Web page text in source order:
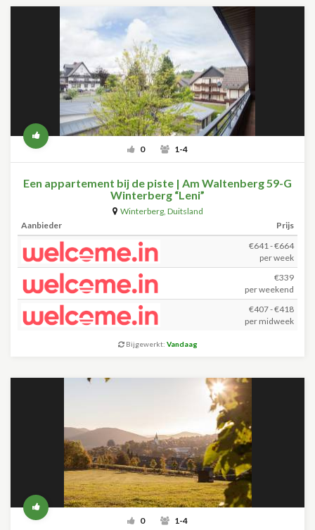
0 1-4
Een appartement bij de piste | Am Waltenberg 59-G
Winterberg “Leni”
Winterberg, Duitsland
Aanbieder
Prijs
€641 - €664
per week
€339
per weekend
€407 - €418
per midweek
Bijgewerkt: Vandaag
0 1-4